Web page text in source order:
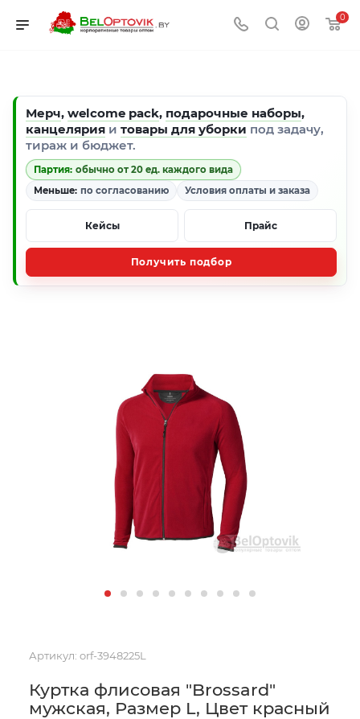
0
Мерч, welcome pack, подарочные наборы,
канцелярия и товары для уборки под задачу,
тираж и бюджет.
Партия: обычно от 20 ед. каждого вида
Меньше: по согласованию Условия оплаты и заказа
Кейсы Прайс
Получить подбор
Артикул: orf-3948225L
Куртка флисовая "Brossard"
мужская, Размер L, Цвет красный